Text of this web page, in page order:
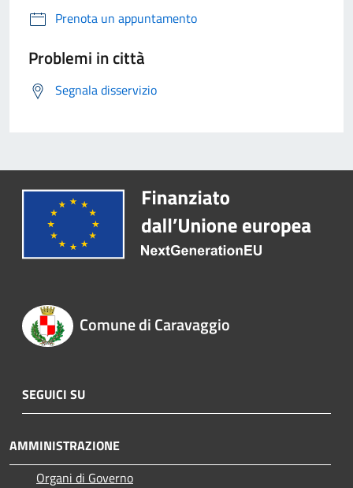
Prenota un appuntamento
Problemi in città
Segnala disservizio
Comune di Caravaggio
SEGUICI SU
AMMINISTRAZIONE
Organi di Governo